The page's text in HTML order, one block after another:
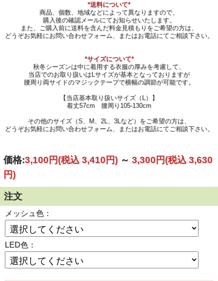
*送料について*
商品、個数、地域などによって異なりますので、
購入後の確認メールにてお知らせいたします。
また、ご購入前に送料を含んだ料金見積もりをご希望の方は、
どうぞお気軽にお問い合わせフォーム、またはお電話にてご相談下さい。
*サイズについて*
秋冬シーズンは中に着用する衣服の厚みを考慮して、
当店でのお取り扱いはLサイズが基本となっておりますが
腰周り両サイドのマジックテープで横幅の調節が可能です。
【当店基本取り扱いサイズ（L）】
着丈57cm 腰周り105-130cm
その他のサイズ（S、M、2L、3Lなど）をご希望の方は、
どうぞお気軽にお問い合わせフォーム、またはお電話にてご相談下さい。
価格:3,100円(税込 3,410円) ～ 3,300円(税込 3,630
円)
注文
メッシュ色：
LED色：